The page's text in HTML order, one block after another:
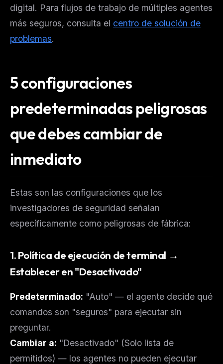
digital. Para flujos de trabajo de múltiples agentes
más seguros, consulta el centro de solución de
problemas.
5 configuraciones
predeterminadas peligrosas
que debes cambiar de
inmediato
Estas son las configuraciones que los
investigadores de seguridad señalan
específicamente como peligrosas de fábrica:
1. Política de ejecución de terminal →
Establecer en "Desactivado"
Predeterminado: "Auto" — el agente decide qué
comandos son "seguros" para ejecutar sin
preguntar.
Cambiar a: "Desactivado" (Solo lista de
permitidos) — los agentes no pueden ejecutar